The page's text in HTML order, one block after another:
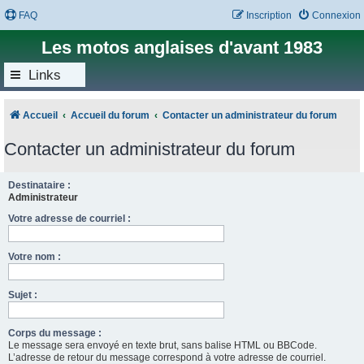
FAQ Connexion
Inscription
Les motos anglaises d'avant 1983
Links
Accueil Accueil du forum Contacter un administrateur du forum
Contacter un administrateur du forum
Destinataire :
Administrateur
Votre adresse de courriel :
Votre nom :
Sujet :
Corps du message :
Le message sera envoyé en texte brut, sans balise HTML ou BBCode.
L’adresse de retour du message correspond à votre adresse de courriel.